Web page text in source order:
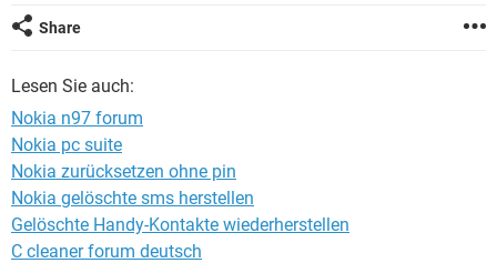
FACEBOOK
Share
Lesen Sie auch:
Nokia n97 forum
Nokia pc suite
Nokia zurücksetzen ohne pin
Nokia gelöschte sms herstellen
Gelöschte Handy-Kontakte wiederherstellen
C cleaner forum deutsch